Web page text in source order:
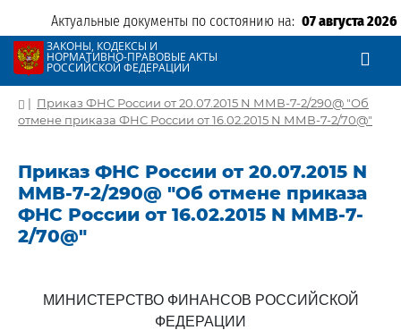
Актуальные документы по состоянию на: 07 августа 2026
ЗАКОНЫ, КОДЕКСЫ И
НОРМАТИВНО-ПРАВОВЫЕ АКТЫ
РОССИЙСКОЙ ФЕДЕРАЦИИ
| Приказ ФНС России от 20.07.2015 N ММВ-7-2/290@ "Об
отмене приказа ФНС России от 16.02.2015 N ММВ-7-2/70@"
Приказ ФНС России от 20.07.2015 N
ММВ-7-2/290@ "Об отмене приказа
ФНС России от 16.02.2015 N ММВ-7-
2/70@"
МИНИСТЕРСТВО ФИНАНСОВ РОССИЙСКОЙ
ФЕДЕРАЦИИ